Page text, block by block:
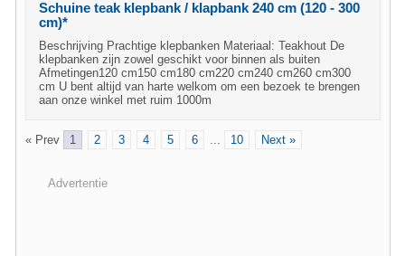
Schuine teak klepbank / klapbank 240 cm (120 - 300
cm)*
Beschrijving Prachtige klepbanken Materiaal: Teakhout De
klepbanken zijn zowel geschikt voor binnen als buiten
Afmetingen120 cm150 cm180 cm220 cm240 cm260 cm300
cm U bent altijd van harte welkom om een bezoek te brengen
aan onze winkel met ruim 1000m
« Prev 1 2 3 4 5 6 ... 10 Next »
Advertentie